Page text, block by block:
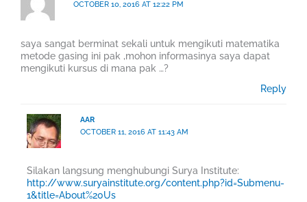
OCTOBER 10, 2016 AT 12:22 PM
saya sangat berminat sekali untuk mengikuti matematika
metode gasing ini pak ,mohon informasinya saya dapat
mengikuti kursus di mana pak …?
Reply
AAR
OCTOBER 11, 2016 AT 11:43 AM
Silakan langsung menghubungi Surya Institute:
http://www.suryainstitute.org/content.php?id=Submenu-
1&title=About%20Us